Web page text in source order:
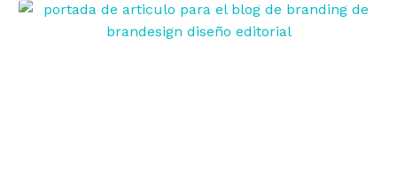
Diseño
web